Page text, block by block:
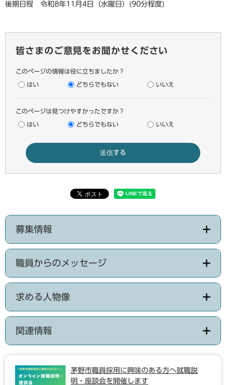
後期日程 令和8年11月4日（水曜日）(90分程度)
皆さまのご意見をお聞かせください
このページの情報は役に立ちましたか？
はい どちらでもない いいえ
このページは見つけやすかったですか？
はい どちらでもない いいえ
募集情報
職員からのメッセージ
求める人物像
関連情報
茅野市職員採用に興味のある方へ就職説
明・座談会を開催します